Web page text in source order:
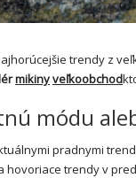
trendy z
mikinyveľkoobchod
módu
pradnymi
trendy v